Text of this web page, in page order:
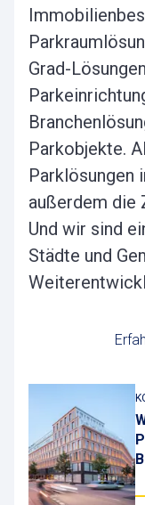
Grad-
Parkobjekte.
Parklösungen
außerdem die
Und wir sind
Städte und